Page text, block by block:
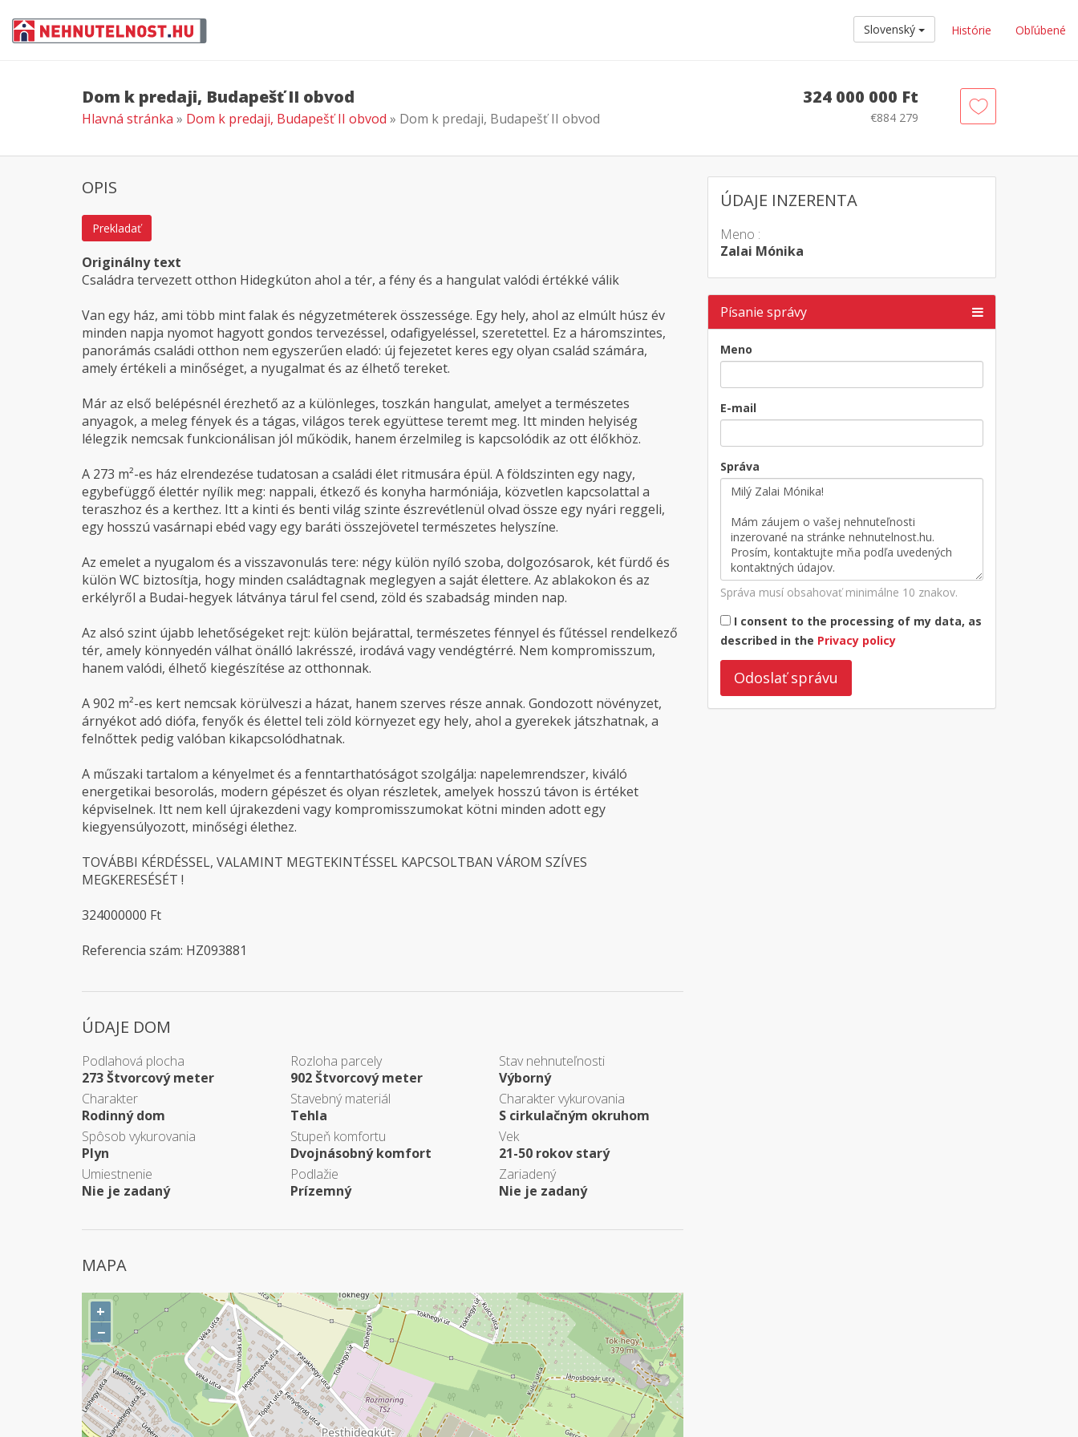
Slovenský Histórie Obľúbené
Dom k predaji, Budapešť II obvod
Hlavná stránka » Dom k predaji, Budapešť II obvod » Dom k predaji, Budapešť II obvod
324 000 000 Ft
€884 279
ÚDAJE INZERENTA
Meno :
Zalai Mónika
Písanie správy
Meno
E-mail
Správa
Správa musí obsahovať minimálne 10 znakov.
I consent to the processing of my data, as
described in the Privacy policy
Odoslať správu
OPIS
Prekladať
Originálny text
Családra tervezett otthon Hidegkúton ahol a tér, a fény és a hangulat valódi értékké válik
Van egy ház, ami több mint falak és négyzetméterek összessége. Egy hely, ahol az elmúlt húsz év
minden napja nyomot hagyott gondos tervezéssel, odafigyeléssel, szeretettel. Ez a háromszintes,
panorámás családi otthon nem egyszerűen eladó: új fejezetet keres egy olyan család számára,
amely értékeli a minőséget, a nyugalmat és az élhető tereket.
Már az első belépésnél érezhető az a különleges, toszkán hangulat, amelyet a természetes
anyagok, a meleg fények és a tágas, világos terek együttese teremt meg. Itt minden helyiség
lélegzik nemcsak funkcionálisan jól működik, hanem érzelmileg is kapcsolódik az ott élőkhöz.
A 273 m²-es ház elrendezése tudatosan a családi élet ritmusára épül. A földszinten egy nagy,
egybefüggő élettér nyílik meg: nappali, étkező és konyha harmóniája, közvetlen kapcsolattal a
teraszhoz és a kerthez. Itt a kinti és benti világ szinte észrevétlenül olvad össze egy nyári reggeli,
egy hosszú vasárnapi ebéd vagy egy baráti összejövetel természetes helyszíne.
Az emelet a nyugalom és a visszavonulás tere: négy külön nyíló szoba, dolgozósarok, két fürdő és
külön WC biztosítja, hogy minden családtagnak meglegyen a saját élettere. Az ablakokon és az
erkélyről a Budai-hegyek látványa tárul fel csend, zöld és szabadság minden nap.
Az alsó szint újabb lehetőségeket rejt: külön bejárattal, természetes fénnyel és fűtéssel rendelkező
tér, amely könnyedén válhat önálló lakrésszé, irodává vagy vendégtérré. Nem kompromisszum,
hanem valódi, élhető kiegészítése az otthonnak.
A 902 m²-es kert nemcsak körülveszi a házat, hanem szerves része annak. Gondozott növényzet,
árnyékot adó diófa, fenyők és élettel teli zöld környezet egy hely, ahol a gyerekek játszhatnak, a
felnőttek pedig valóban kikapcsolódhatnak.
A műszaki tartalom a kényelmet és a fenntarthatóságot szolgálja: napelemrendszer, kiváló
energetikai besorolás, modern gépészet és olyan részletek, amelyek hosszú távon is értéket
képviselnek. Itt nem kell újrakezdeni vagy kompromisszumokat kötni minden adott egy
kiegyensúlyozott, minőségi élethez.
TOVÁBBI KÉRDÉSSEL, VALAMINT MEGTEKINTÉSSEL KAPCSOLTBAN VÁROM SZÍVES
MEGKERESÉSÉT !
324000000 Ft
Referencia szám: HZ093881
ÚDAJE DOM
Podlahová plocha
273 Štvorcový meter
Rozloha parcely
902 Štvorcový meter
Stav nehnuteľnosti
Výborný
Charakter
Rodinný dom
Stavebný materiál
Tehla
Charakter vykurovania
S cirkulačným okruhom
Spôsob vykurovania
Plyn
Stupeň komfortu
Dvojnásobný komfort
Vek
21-50 rokov starý
Umiestnenie
Nie je zadaný
Podlažie
Prízemný
Zariadený
Nie je zadaný
MAPA
+
−